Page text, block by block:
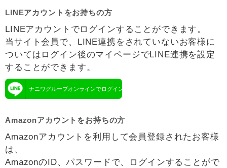
LINEアカウントをお持ちの方
LINEアカウントでログインすることができます。
当サイト会員で、LINE連携をされていないお客様に
ついてはログイン後のマイページでLINE連携を設定
することができます。
ナニワグループオンラインでログイン
Amazonアカウントをお持ちの方
Amazonアカウントを利用して会員登録されたお客様
は、
AmazonのID、パスワードで、ログインすることがで